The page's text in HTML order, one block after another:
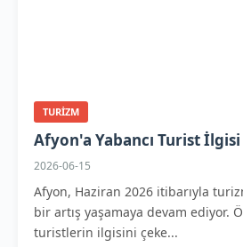
TURIZM
Afyon'a Yabancı Turist
2026-06-15
Afyon, Haziran 2026 itibarıyla
bir artış yaşamaya devam ediyor.
turistlerin ilgisini çeke...